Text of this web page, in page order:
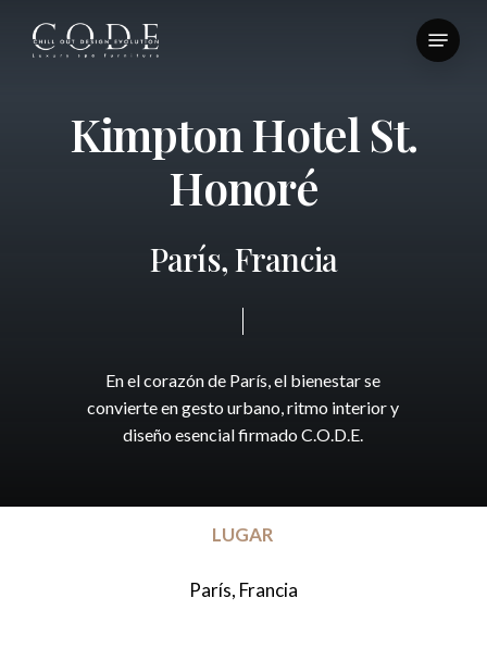
Menu
KimptonHotel St.
Honoré
París,Francia
Enelcorazónde París, el bienestarse
convierteengesto urbano, ritmo interiory
diseño esencialfirmado C.O.D.E.
LUGAR
París, Francia
Close